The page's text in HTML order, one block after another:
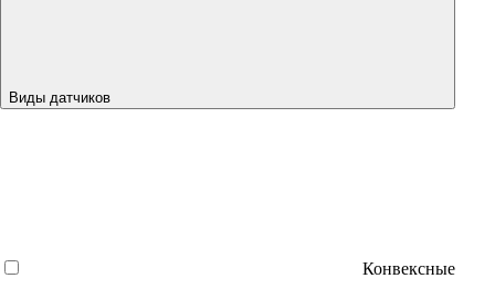
Виды датчиков
Конвексные